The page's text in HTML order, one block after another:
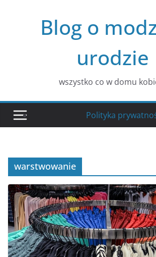
Blog o
urodzie
wszystko co w domu
Polityka
warstwowanie